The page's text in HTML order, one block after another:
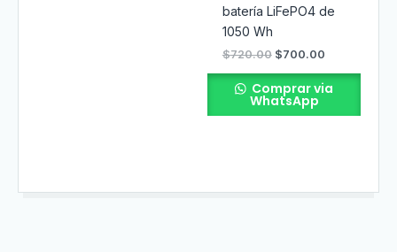
batería LiFePO4 de
1050 Wh
$720.00 $700.00
Comprar via
WhatsApp